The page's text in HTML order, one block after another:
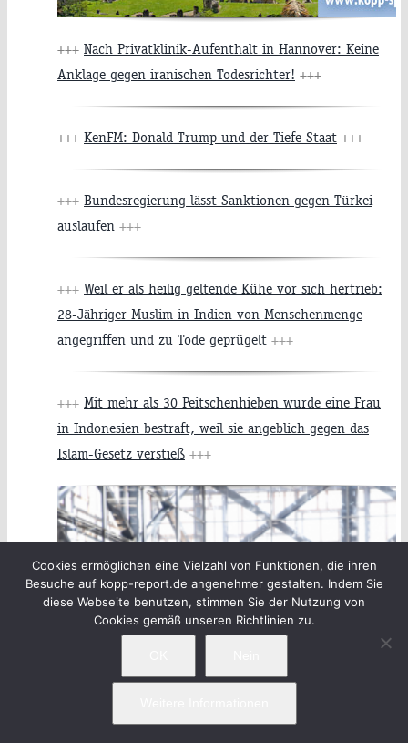
+++ Nach Privatklinik-Aufenthalt in Hannover: Keine
Anklage gegen iranischen Todesrichter! +++
+++ KenFM: Donald Trump und der Tiefe Staat +++
+++ Bundesregierung lässt Sanktionen gegen Türkei
auslaufen +++
+++ Weil er als heilig geltende Kühe vor sich hertrieb:
28-Jähriger Muslim in Indien von Menschenmenge
angegriffen und zu Tode geprügelt +++
+++ Mit mehr als 30 Peitschenhieben wurde eine Frau
in Indonesien bestraft, weil sie angeblich gegen das
Islam-Gesetz verstieß +++
Cookies ermöglichen eine Vielzahl von Funktionen, die ihren
Besuche auf kopp-report.de angenehmer gestalten. Indem Sie
diese Webseite benutzen, stimmen Sie der Nutzung von
Cookies gemäß unseren Richtlinien zu.